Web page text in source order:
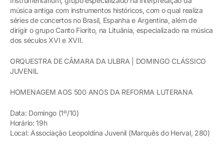
música antiga com instrumentos históricos, com o qual realiza
séries de concertos no Brasil, Espanha e Argentina, além de
dirigir o grupo Canto Fiorito, na Lituânia, especializado na música
dos séculos XVI e XVII.
ORQUESTRA DE CÂMARA DA ULBRA | DOMINGO CLÁSSICO
JUVENIL
HOMENAGEM AOS 500 ANOS DA REFORMA LUTERANA
Data: Domingo (1º/10)
Horário: 19h
Local: Associação Leopoldina Juvenil (Marquês do Herval, 280)